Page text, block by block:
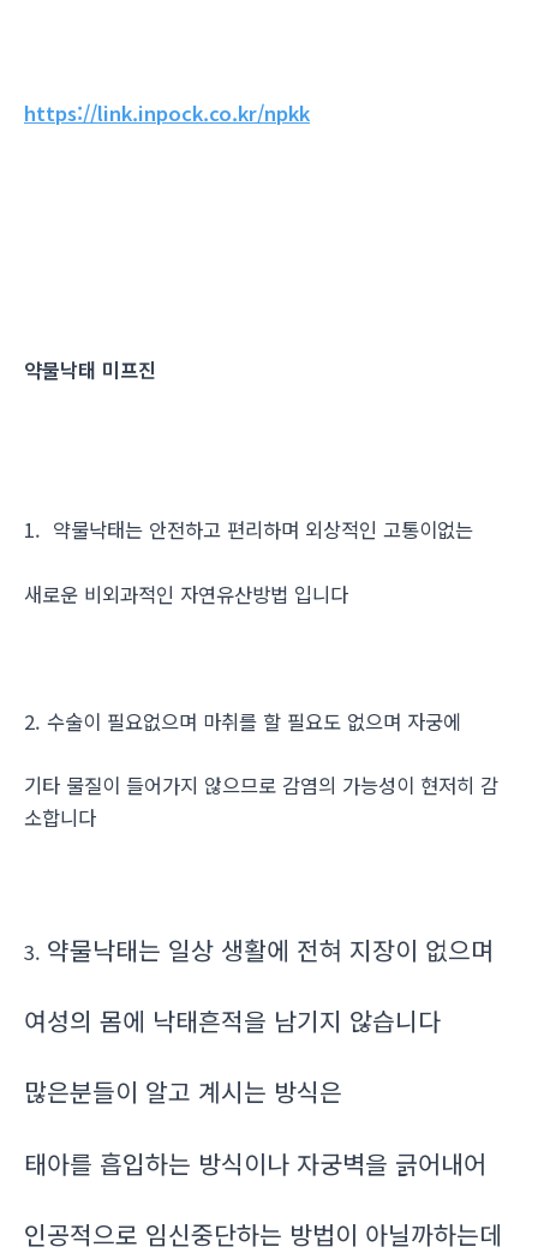
https://link.inpock.co.kr/npkk
약물낙태 미프진
1. 약물낙태는 안전하고 편리하며 외상적인 고통이없는
새로운 비외과적인 자연유산방법 입니다
2. 수술이 필요없으며 마취를 할 필요도 없으며 자궁에
기타 물질이 들어가지 않으므로 감염의 가능성이 현저히 감
소합니다
3. 약물낙태는 일상 생활에 전혀 지장이 없으며
여성의 몸에 낙태흔적을 남기지 않습니다
많은분들이 알고 계시는 방식은
태아를 흡입하는 방식이나 자궁벽을 긁어내어
인공적으로 임신중단하는 방법이 아닐까하는데